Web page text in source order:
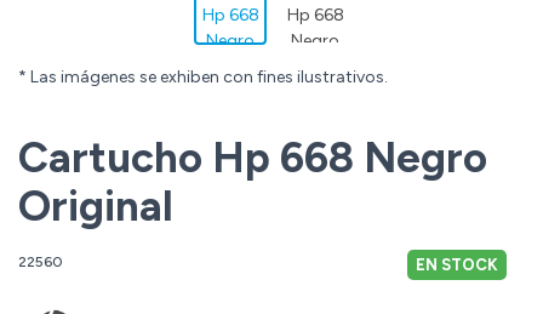
* Las imágenes se exhiben con fines ilustrativos.
Cartucho Hp 668 Negro
Original
22560 EN STOCK